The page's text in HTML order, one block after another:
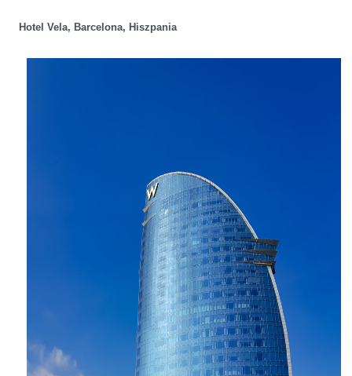
Hotel Vela, Barcelona, Hiszpania